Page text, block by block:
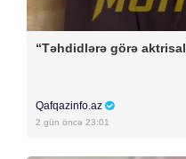
“Təhdidlərə görə
Qafqazinfo.az
2 gün öncə 23:01